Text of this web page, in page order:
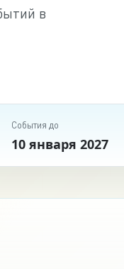
в
События до
10 января 2027